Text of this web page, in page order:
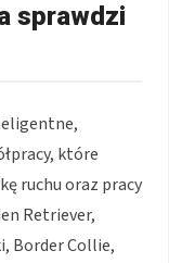
sprawdzi
które
ruchu oraz pracy
Retriever,
Border Collie,